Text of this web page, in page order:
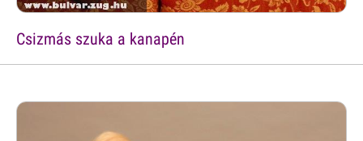
Csizmás szuka a kanapén